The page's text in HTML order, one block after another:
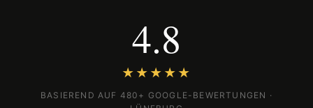
4.8
★★★★★
BASIEREND AUF 480+ GOOGLE-BEWERTUNGEN ·